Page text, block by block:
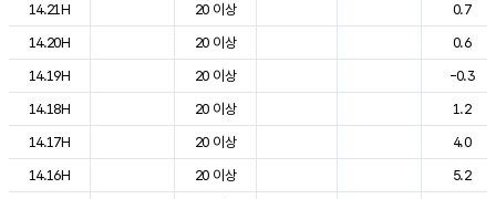
14.21H
20 이상
0.7
14.20H
20 이상
0.6
14.19H
20 이상
-0.3
14.18H
20 이상
1.2
14.17H
20 이상
4.0
14.16H
20 이상
5.2